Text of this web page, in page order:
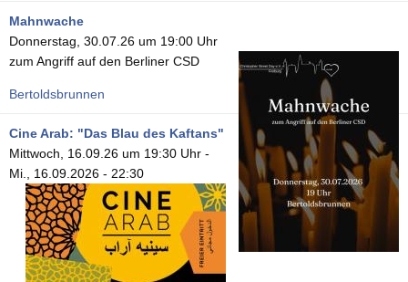
Mahnwache
Donnerstag, 30.07.26 um 19:00 Uhr
zum Angriff auf den Berliner CSD
Bertoldsbrunnen
Cine Arab: "Das Blau des Kaftans"
Mittwoch, 16.09.26 um 19:30 Uhr -
Mi., 16.09.2026 - 22:30